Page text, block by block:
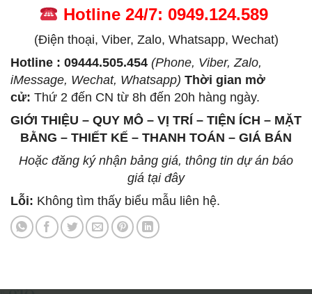
Hotline 24/7: 0949.124.589
(Điện thoại, Viber, Zalo, Whatsapp, Wechat)
Hotline : 09444.505.454 (Phone, Viber, Zalo,
iMessage, Wechat, Whatsapp) Thời gian mở
cử: Thứ 2 đến CN từ 8h đến 20h hàng ngày.
GIỚI THIỆU – QUY MÔ – VỊ TRÍ – TIỆN ÍCH – MẶT
BẰNG – THIẾT KẾ – THANH TOÁN – GIÁ BÁN
Hoặc đăng ký nhận bảng giá, thông tin dự án báo
giá tại đây
Lỗi: Không tìm thấy biểu mẫu liên hệ.